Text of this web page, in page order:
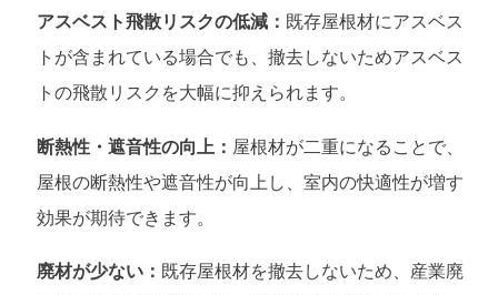
アスベスト飛散リスクの低減： 既存屋根材にアスベス
トが含まれている場合でも、撤去しないためアスベス
トの飛散リスクを大幅に抑えられます。
断熱性・遮音性の向上： 屋根材が二重になることで、
屋根の断熱性や遮音性が向上し、室内の快適性が増す
効果が期待できます。
廃材が少ない： 既存屋根材を撤去しないため、産業廃